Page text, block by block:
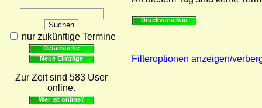
nur zukünftige Termine
Detailsuche
Neue Einträge
Zur Zeit sind 583 User
online.
Wer ist online?
Druckvorschau
Filteroptionen anzeigen/